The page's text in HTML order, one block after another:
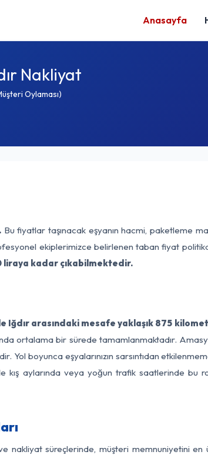
Anasayfa
Nakliyat
Oylaması)
Bu fiyatlar taşınacak eşyanın hacmi, paketleme
ekiplerimizce belirlenen taban fiyat
liraya kadar çıkabilmektedir.
Iğdır arasındaki mesafe yaklaşık 875
ortalama bir sürede tamamlanmaktadır.
Yol boyunca eşyalarınızın sarsıntıdan
kış aylarında veya yoğun trafik saatlerinde bu
nakliyat süreçlerinde, müşteri memnuniyetini